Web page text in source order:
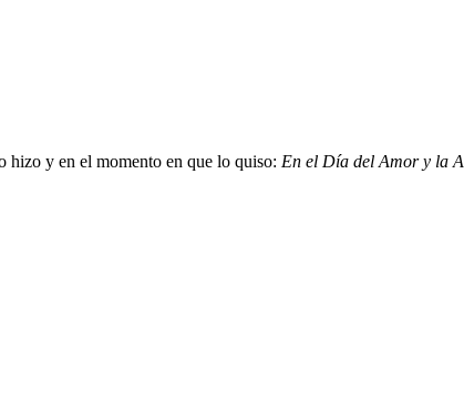
hizo y en el momento en que lo quiso: En el Día del Amor y la